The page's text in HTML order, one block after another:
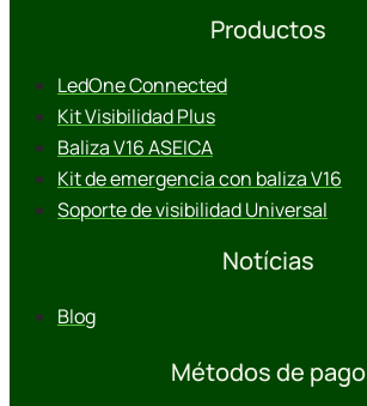
Productos
LedOne Connected
Kit Visibilidad Plus
Baliza V16 ASEICA
Kit de emergencia con baliza V16
Soporte de visibilidad Universal
Notícias
Blog
Métodos de pago